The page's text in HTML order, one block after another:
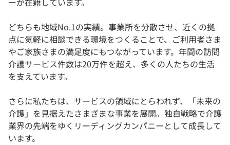
どちらも地域No.1の実績。事業所を分散させ、近くの拠
点に気軽に相談できる環境をつくることで、ご利用者さま
やご家族さまの満足度にもつながっています。年間の訪問
介護サービス件数は20万件を超え、多くの人たちの生活
を支えています。
さらに私たちは、サービスの領域にとらわれず、「未来の
介護」を見据えたさまざまな事業を展開。独自戦略で介護
業界の先端をゆくリーディングカンパニーとして成長して
います。